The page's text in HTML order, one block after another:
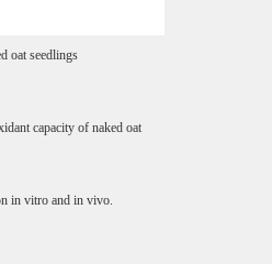
oat seedlings
capacity of naked oat
in vitro and in vivo.